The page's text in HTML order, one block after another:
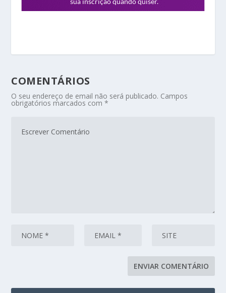
COMENTÁRIOS
O seu endereço de email não será publicado. Campos
obrigatórios marcados com*